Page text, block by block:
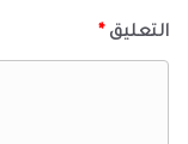
التعليق*